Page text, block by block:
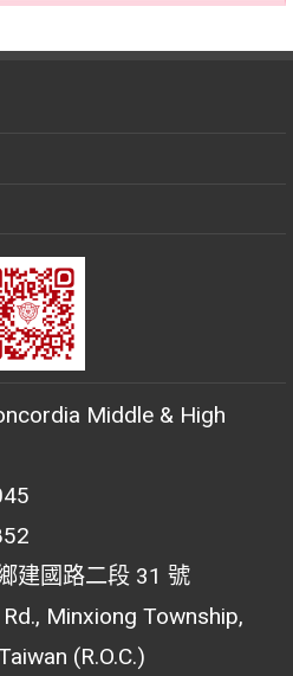
Middle & High
建國路二段 31 號
Minxiong Township,
(R.O.C.)